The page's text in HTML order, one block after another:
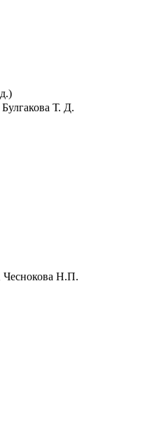
Т. Д.
Н.П.